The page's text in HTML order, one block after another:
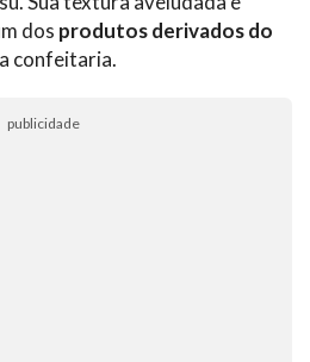
dos produtos derivados do
confeitaria.
publicidade